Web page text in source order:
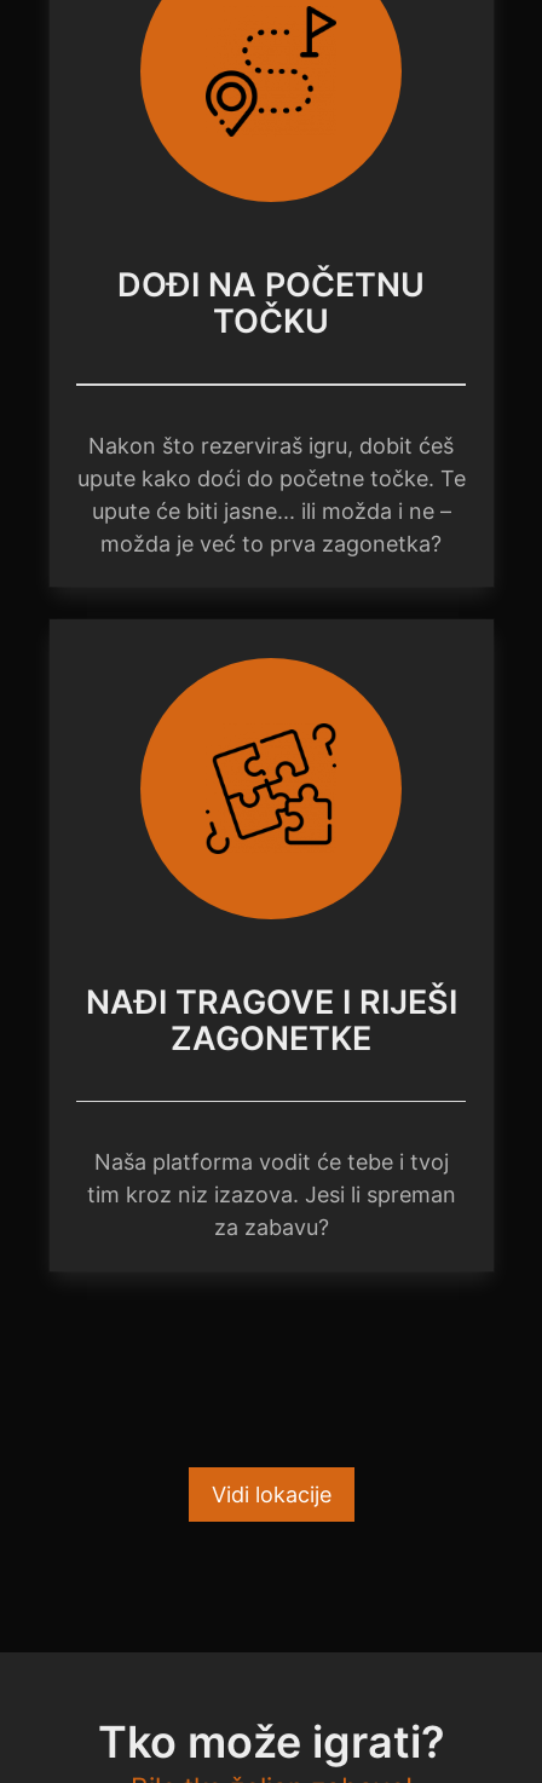
DOĐI NA POČETNU
TOČKU
Nakon što rezerviraš igru, dobit ćeš
upute kako doći do početne točke. Te
upute će biti jasne... ili možda i ne –
možda je već to prva zagonetka?
NAĐI TRAGOVE I RIJEŠI
ZAGONETKE
Naša platforma vodit će tebe i tvoj
tim kroz niz izazova. Jesi li spreman
za zabavu?
Vidi lokacije
Tko može igrati?